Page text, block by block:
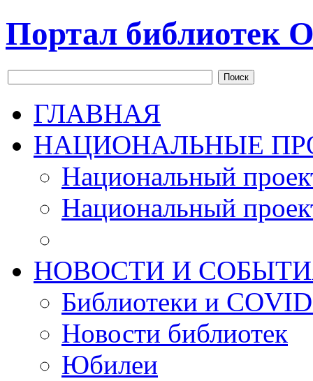
Портал библиотек
Поиск
ГЛАВНАЯ
НАЦИОНАЛЬНЫЕ
Национальный
Национальный
НОВОСТИ И
Библиотеки и
Новости библиотек
Юбилеи